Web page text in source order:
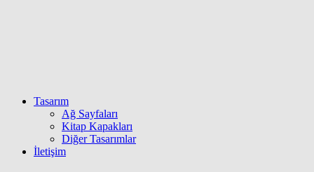
Tasarım
Ağ Sayfaları
Kitap Kapakları
Diğer Tasarımlar
İletişim